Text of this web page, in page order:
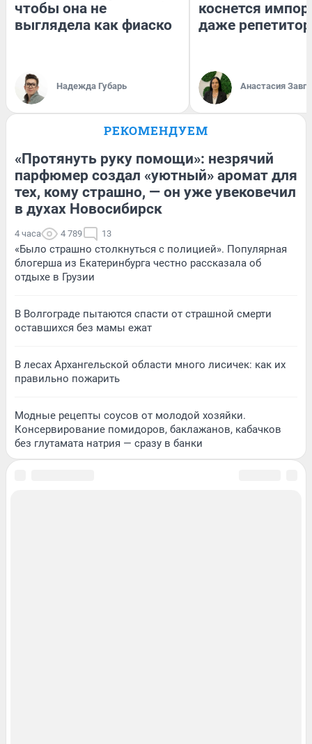
чтобы она не
выглядела как фиаско
Надежда Губарь
коснется
даже
Анастасия
РЕКОМЕНДУЕМ
«Протянуть руку помощи»: незрячий
парфюмер создал «уютный» аромат для
тех, кому страшно, — он уже увековечил
в духах Новосибирск
4 часа 4 789 13
«Было страшно столкнуться с полицией». Популярная
блогерша из Екатеринбурга честно рассказала об
отдыхе в Грузии
В Волгограде пытаются спасти от страшной смерти
оставшихся без мамы ежат
В лесах Архангельской области много лисичек: как их
правильно пожарить
Модные рецепты соусов от молодой хозяйки.
Консервирование помидоров, баклажанов, кабачков
без глутамата натрия — сразу в банки